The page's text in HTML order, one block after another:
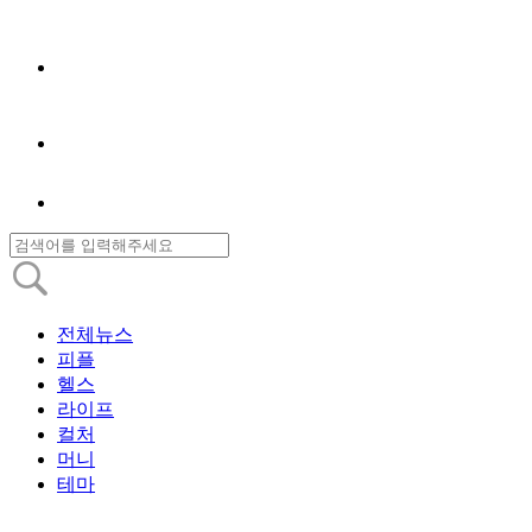
전체뉴스
피플
헬스
라이프
컬처
머니
테마